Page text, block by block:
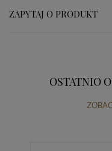
ZAPYTAJ O PRODUKT
OSTATNIO